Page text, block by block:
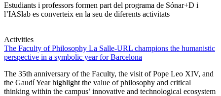
Estudiants i professors formen part del programa de Sónar+D i
l’IASlab es converteix en la seu de diferents activitats
Activities
The Faculty of Philosophy La Salle-URL champions the humanistic
perspective in a symbolic year for Barcelona
The 35th anniversary of the Faculty, the visit of Pope Leo XIV, and
the Gaudí Year highlight the value of philosophy and critical
thinking within the campus’ innovative and technological ecosystem